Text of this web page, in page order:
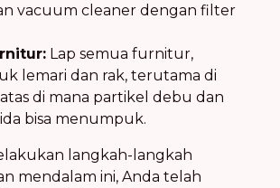
vacuum cleaner dengan filter
Lap semua furnitur,
lemari dan rak, terutama di
di mana partikel debu dan
bisa menumpuk.
langkah-langkah
mendalam ini, Anda telah